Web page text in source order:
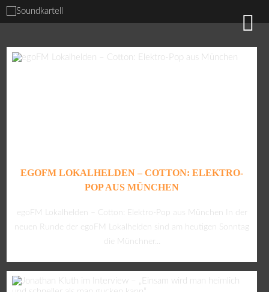
EGOFM LOKALHELDEN – COTTON: ELEKTRO-
POP AUS MÜNCHEN
egoFM Lokalhelden – Cotton: Elektro-Pop aus München In der
neuen Runde der egoFM Lokalhelden sind am heutigen Sonntag
die Münchner...